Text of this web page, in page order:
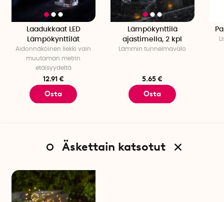
Laadukkaat LED
Lämpökynttilät
Aidonnäköinen liekki vain
muutaman metrin
etäisyydeltä
12.91 €
Osta
Lämpökynttilä
ajastimella, 2 kpl
Lämmin tunnelmavalo
5.65 €
Osta
Äskettain katsotut